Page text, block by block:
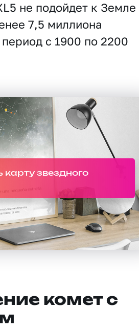
не подойдет к Земле
7,5 миллиона
с 1900 по 2200
карту звездного
комет с